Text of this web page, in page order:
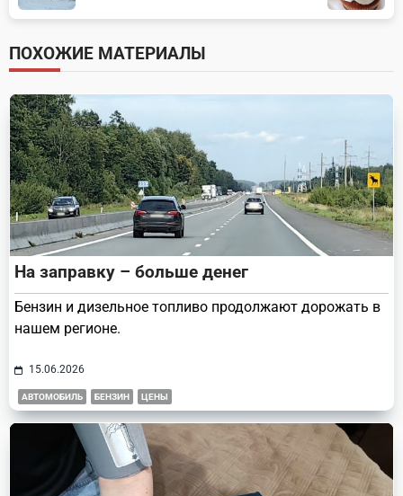
subtitle
screen-
reader-
text">Page</span>
ПОХОЖИЕ МАТЕРИАЛЫ
На заправку – больше денег
Бензин и дизельное топливо продолжают дорожать в
нашем регионе.
15.06.2026
АВТОМОБИЛЬ БЕНЗИН ЦЕНЫ